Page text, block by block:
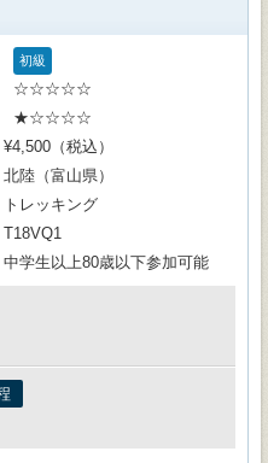
初級
☆☆☆☆☆
★☆☆☆☆
¥4,500（税込）
北陸（富山県）
トレッキング
T18VQ1
中学生以上80歳以下参加可能